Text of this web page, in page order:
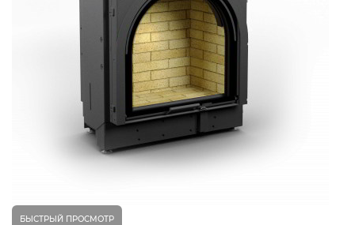
БЫСТРЫЙ ПРОСМОТР